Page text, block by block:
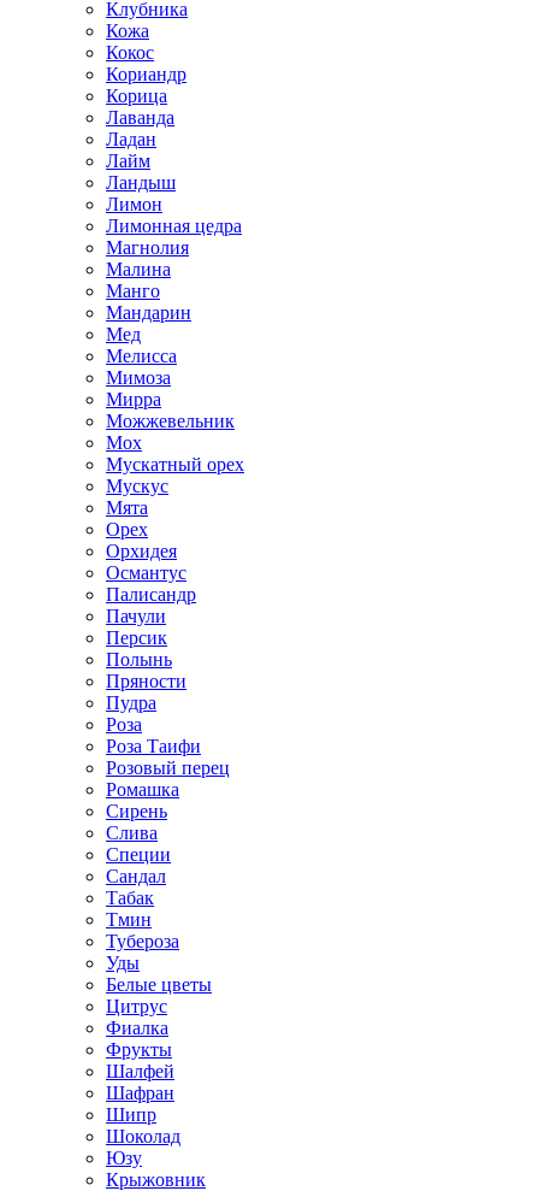
Клубника
Кожа
Кокос
Кориандр
Корица
Лаванда
Ладан
Лайм
Ландыш
Лимон
Лимонная цедра
Магнолия
Малина
Манго
Мандарин
Мед
Мелисса
Мимоза
Мирра
Можжевельник
Мох
Мускатный орех
Мускус
Мята
Орех
Орхидея
Османтус
Палисандр
Пачули
Персик
Полынь
Пряности
Пудра
Роза
Роза Таифи
Розовый перец
Ромашка
Сирень
Слива
Специи
Сандал
Табак
Тмин
Тубероза
Уды
Белые цветы
Цитрус
Фиалка
Фрукты
Шалфей
Шафран
Шипр
Шоколад
Юзу
Крыжовник